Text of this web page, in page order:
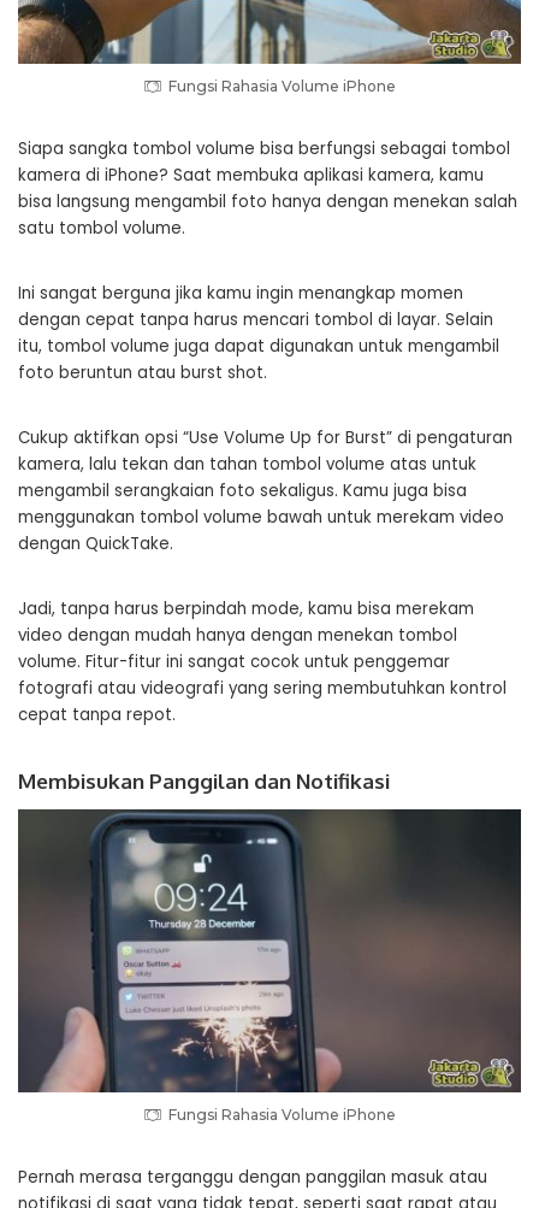
Fungsi Rahasia Volume iPhone
Siapa sangka tombol volume bisa berfungsi sebagai tombol
kamera di iPhone? Saat membuka aplikasi kamera, kamu
bisa langsung mengambil foto hanya dengan menekan salah
satu tombol volume.
Ini sangat berguna jika kamu ingin menangkap momen
dengan cepat tanpa harus mencari tombol di layar. Selain
itu, tombol volume juga dapat digunakan untuk mengambil
foto beruntun atau burst shot.
Cukup aktifkan opsi “Use Volume Up for Burst” di pengaturan
kamera, lalu tekan dan tahan tombol volume atas untuk
mengambil serangkaian foto sekaligus. Kamu juga bisa
menggunakan tombol volume bawah untuk merekam video
dengan QuickTake.
Jadi, tanpa harus berpindah mode, kamu bisa merekam
video dengan mudah hanya dengan menekan tombol
volume. Fitur-fitur ini sangat cocok untuk penggemar
fotografi atau videografi yang sering membutuhkan kontrol
cepat tanpa repot.
Membisukan Panggilan dan Notifikasi
Fungsi Rahasia Volume iPhone
Pernah merasa terganggu dengan panggilan masuk atau